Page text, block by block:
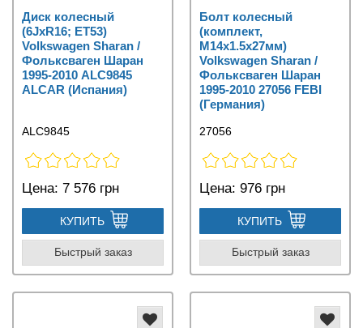
Диск колесный
(6JxR16; ET53)
Volkswagen Sharan /
Фольксваген Шаран
1995-2010 ALC9845
ALCAR (Испания)
ALC9845
Цена: 7 576 грн
КУПИТЬ
Быстрый заказ
Болт колесный
(комплект,
M14x1.5x27мм)
Volkswagen Sharan /
Фольксваген Шаран
1995-2010 27056 FEBI
(Германия)
27056
Цена: 976 грн
КУПИТЬ
Быстрый заказ